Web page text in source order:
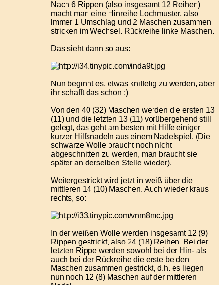
Nach 6 Rippen (also insgesamt 12 Reihen)
macht man eine Hinreihe Lochmuster, also
immer 1 Umschlag und 2 Maschen zusammen
stricken im Wechsel. Rückreihe linke Maschen.
Das sieht dann so aus:
Nun beginnt es, etwas kniffelig zu werden, aber
ihr schafft das schon ;)
Von den 40 (32) Maschen werden die ersten 13
(11) und die letzten 13 (11) vorübergehend still
gelegt, das geht am besten mit Hilfe einiger
kurzer Hilfsnadeln aus einem Nadelspiel. (Die
schwarze Wolle braucht noch nicht
abgeschnitten zu werden, man braucht sie
später an derselben Stelle wieder).
Weitergestrickt wird jetzt in weiß über die
mittleren 14 (10) Maschen. Auch wieder kraus
rechts, so:
In der weißen Wolle werden insgesamt 12 (9)
Rippen gestrickt, also 24 (18) Reihen. Bei der
letzten Rippe werden sowohl bei der Hin- als
auch bei der Rückreihe die erste beiden
Maschen zusammen gestrickt, d.h. es liegen
nun noch 12 (8) Maschen auf der mittleren